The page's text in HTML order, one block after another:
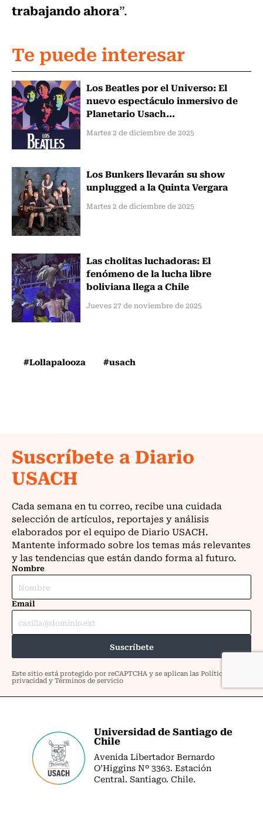
trabajando ahora”.
Te puede interesar
Los Beatles por el Universo: El
nuevo espectáculo inmersivo de
Planetario Usach...
Martes 2 de diciembre de 2025
Los Bunkers llevarán su show
unplugged a la Quinta Vergara
Martes 2 de diciembre de 2025
Las cholitas luchadoras: El
fenómeno de la lucha libre
boliviana llega a Chile
Jueves 27 de noviembre de 2025
#Lollapalooza #usach
Universidad de Santiago de
Chile
Avenida Libertador Bernardo
O’Higgins Nº 3363. Estación
Central. Santiago. Chile.